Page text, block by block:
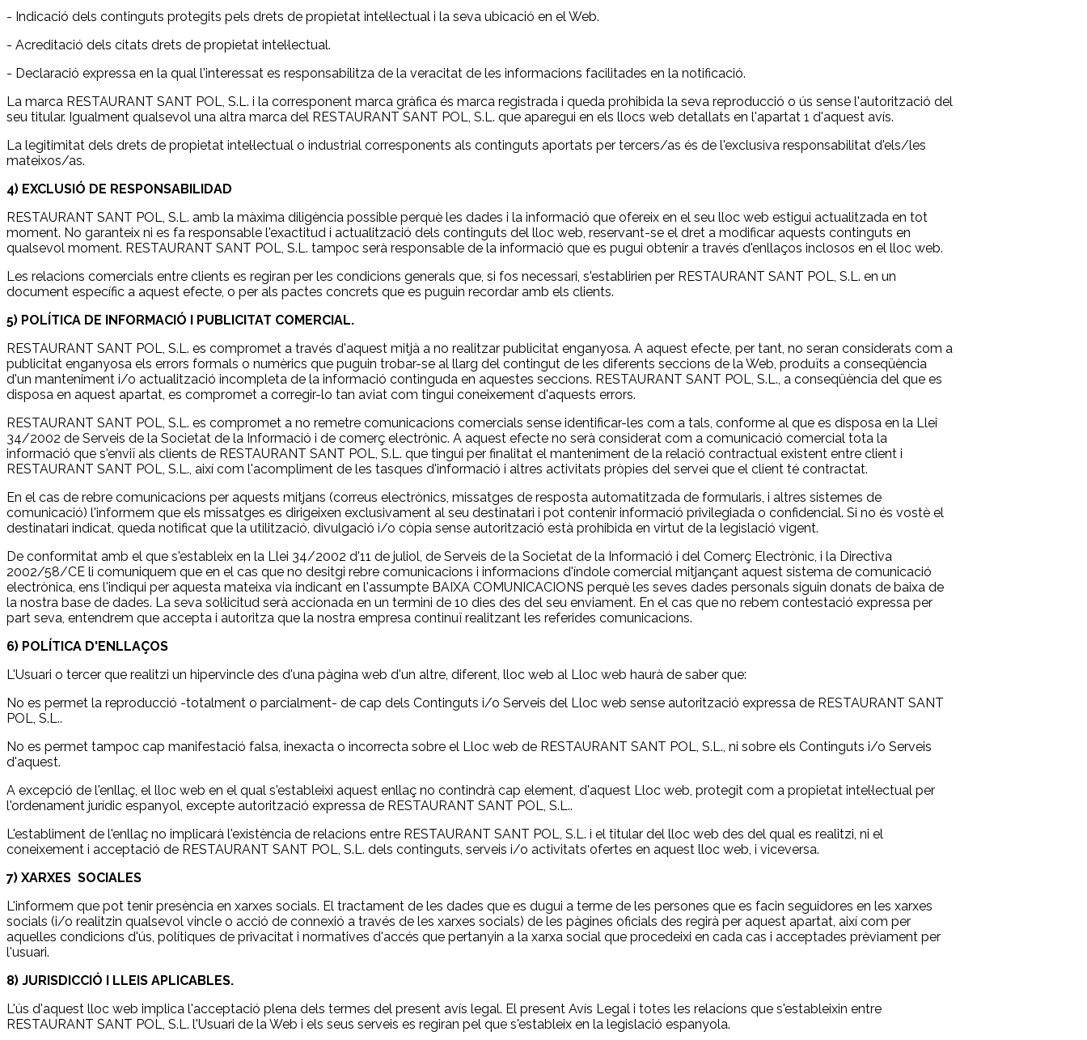
- Indicació dels continguts protegits pels drets de propietat intel·lectual i la seva ubicació en el Web.
- Acreditació dels citats drets de propietat intel·lectual.
- Declaració expressa en la qual l'interessat es responsabilitza de la veracitat de les informacions facilitades en la notificació.
La marca RESTAURANT SANT POL, S.L. i la corresponent marca gràfica és marca registrada i queda prohibida la seva reproducció o ús sense l'autorització del
seu titular. Igualment qualsevol una altra marca del RESTAURANT SANT POL, S.L. que aparegui en els llocs web detallats en l'apartat 1 d'aquest avís.
La legitimitat dels drets de propietat intel·lectual o industrial corresponents als continguts aportats per tercers/as és de l'exclusiva responsabilitat d'els/les
mateixos/as.
4) EXCLUSIÓ DE RESPONSABILIDAD
RESTAURANT SANT POL, S.L. amb la màxima diligència possible perquè les dades i la informació que ofereix en el seu lloc web estigui actualitzada en tot
moment. No garanteix ni es fa responsable l'exactitud i actualització dels continguts del lloc web, reservant-se el dret a modificar aquests continguts en
qualsevol moment. RESTAURANT SANT POL, S.L. tampoc serà responsable de la informació que es pugui obtenir a través d'enllaços inclosos en el lloc web.
Les relacions comercials entre clients es regiran per les condicions generals que, si fos necessari, s'establirien per RESTAURANT SANT POL, S.L. en un
document específic a aquest efecte, o per als pactes concrets que es puguin recordar amb els clients.
5) POLÍTICA DE INFORMACIÓ I PUBLICITAT COMERCIAL.
RESTAURANT SANT POL, S.L. es compromet a través d'aquest mitjà a no realitzar publicitat enganyosa. A aquest efecte, per tant, no seran considerats com a
publicitat enganyosa els errors formals o numèrics que puguin trobar-se al llarg del contingut de les diferents seccions de la Web, produïts a conseqüència
d'un manteniment i/o actualització incompleta de la informació continguda en aquestes seccions. RESTAURANT SANT POL, S.L., a conseqüència del que es
disposa en aquest apartat, es compromet a corregir-lo tan aviat com tingui coneixement d'aquests errors.
RESTAURANT SANT POL, S.L. es compromet a no remetre comunicacions comercials sense identificar-les com a tals, conforme al que es disposa en la Llei
34/2002 de Serveis de la Societat de la Informació i de comerç electrònic. A aquest efecte no serà considerat com a comunicació comercial tota la
informació que s'enviï als clients de RESTAURANT SANT POL, S.L. que tingui per finalitat el manteniment de la relació contractual existent entre client i
RESTAURANT SANT POL, S.L., així com l'acompliment de les tasques d'informació i altres activitats pròpies del servei que el client té contractat.
En el cas de rebre comunicacions per aquests mitjans (correus electrònics, missatges de resposta automatitzada de formularis, i altres sistemes de
comunicació) l'informem que els missatges es dirigeixen exclusivament al seu destinatari i pot contenir informació privilegiada o confidencial. Si no és vostè el
destinatari indicat, queda notificat que la utilització, divulgació i/o còpia sense autorització està prohibida en virtut de la legislació vigent.
De conformitat amb el que s'estableix en la Llei 34/2002 d'11 de juliol, de Serveis de la Societat de la Informació i del Comerç Electrònic, i la Directiva
2002/58/CE li comuniquem que en el cas que no desitgi rebre comunicacions i informacions d'índole comercial mitjançant aquest sistema de comunicació
electrònica, ens l'indiqui per aquesta mateixa via indicant en l'assumpte BAIXA COMUNICACIONS perquè les seves dades personals siguin donats de baixa de
la nostra base de dades. La seva sol·licitud serà accionada en un termini de 10 dies des del seu enviament. En el cas que no rebem contestació expressa per
part seva, entendrem que accepta i autoritza que la nostra empresa continuï realitzant les referides comunicacions.
6) POLÍTICA D'ENLLAÇOS
L'Usuari o tercer que realitzi un hipervincle des d'una pàgina web d'un altre, diferent, lloc web al Lloc web haurà de saber que:
No es permet la reproducció -totalment o parcialment- de cap dels Continguts i/o Serveis del Lloc web sense autorització expressa de RESTAURANT SANT
POL, S.L..
No es permet tampoc cap manifestació falsa, inexacta o incorrecta sobre el Lloc web de RESTAURANT SANT POL, S.L., ni sobre els Continguts i/o Serveis
d'aquest.
A excepció de l'enllaç, el lloc web en el qual s'estableixi aquest enllaç no contindrà cap element, d'aquest Lloc web, protegit com a propietat intel·lectual per
l'ordenament jurídic espanyol, excepte autorització expressa de RESTAURANT SANT POL, S.L..
L'establiment de l'enllaç no implicarà l'existència de relacions entre RESTAURANT SANT POL, S.L. i el titular del lloc web des del qual es realitzi, ni el
coneixement i acceptació de RESTAURANT SANT POL, S.L. dels continguts, serveis i/o activitats ofertes en aquest lloc web, i viceversa.
7) XARXES SOCIALES
L'informem que pot tenir presència en xarxes socials. El tractament de les dades que es dugui a terme de les persones que es facin seguidores en les xarxes
socials (i/o realitzin qualsevol vincle o acció de connexió a través de les xarxes socials) de les pàgines oficials des regirà per aquest apartat, així com per
aquelles condicions d'ús, polítiques de privacitat i normatives d'accés que pertanyin a la xarxa social que procedeixi en cada cas i acceptades prèviament per
l'usuari.
8) JURISDICCIÓ I LLEIS APLICABLES.
L'ús d'aquest lloc web implica l'acceptació plena dels termes del present avís legal. El present Avís Legal i totes les relacions que s'estableixin entre
RESTAURANT SANT POL, S.L. l'Usuari de la Web i els seus serveis es regiran pel que s'estableix en la legislació espanyola.